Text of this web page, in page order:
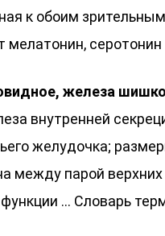
к обоим
мелатонин,
железа
внутренней
желудочка;
между парой
… Словарь